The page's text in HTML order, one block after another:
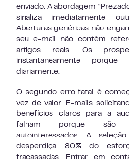
enviado. A abordagem
sinaliza imediatamente
Aberturas genéricas não
seu e-mail não contém
artigos reais. Os
instantaneamente porque
diariamente.
O segundo erro fatal é
vez de valor. E-mails
benefícios claros para a
falham porque são
autointeressados. A
desperdiça 80% do
fracassadas. Entrar em